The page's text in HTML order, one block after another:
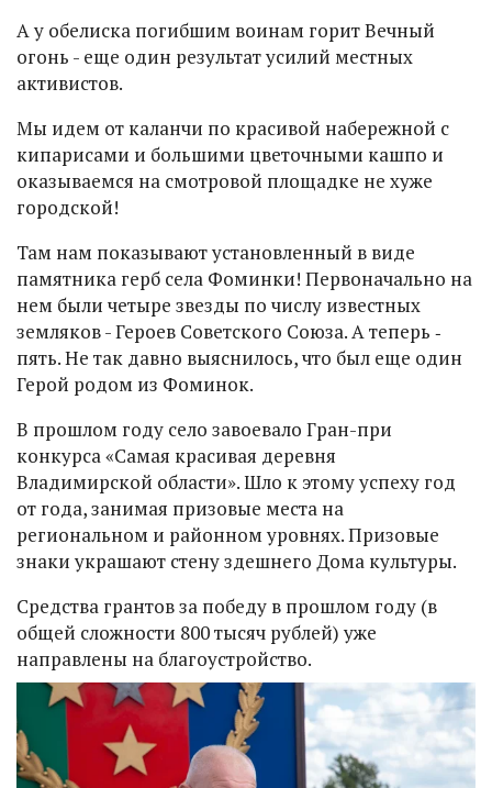
А у обелиска погибшим воинам горит Вечный
огонь - еще один результат усилий местных
активистов.
Мы идем от каланчи по красивой набережной с
кипарисами и большими цветочными кашпо и
оказываемся на смотровой площадке не хуже
городской!
Там нам показывают установленный в виде
памятника герб села Фоминки! Первоначально на
нем были четыре звезды по числу известных
земляков - Героев Советского Союза. А теперь ‑
пять. Не так давно выяснилось, что был еще один
Герой родом из Фоминок.
В прошлом году село завоевало Гран-при
конкурса «Самая красивая деревня
Владимирской области». Шло к этому успеху год
от года, занимая призовые места на
региональном и районном уровнях. Призовые
знаки украшают стену здешнего Дома культуры.
Средства грантов за победу в прошлом году (в
общей сложности 800 тысяч рублей) уже
направлены на благоустройство.